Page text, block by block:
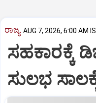
ರಾಜ್ಯ AUG 7, 2026, 6:00 AM
ಸಹಕಾರಕ್ಕೆ
ಸುಲಭ